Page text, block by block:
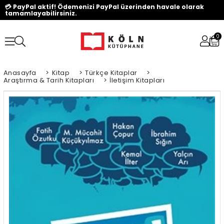
💳 PayPal aktif! Ödemenizi PayPal üzerinden havale olarak
tamamlayabilirsiniz.
0
Anasayfa > Kitap > Türkçe Kitaplar >
Araştırma & Tarih Kitapları > İletişim Kitapları